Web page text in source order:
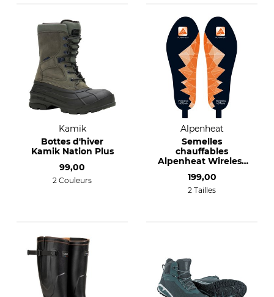
Kamik
Bottes d'hiver
Kamik Nation Plus
99,00
2 Couleurs
Alpenheat
Semelles
chauffables
Alpenheat Wireless
199,00
2 Tailles